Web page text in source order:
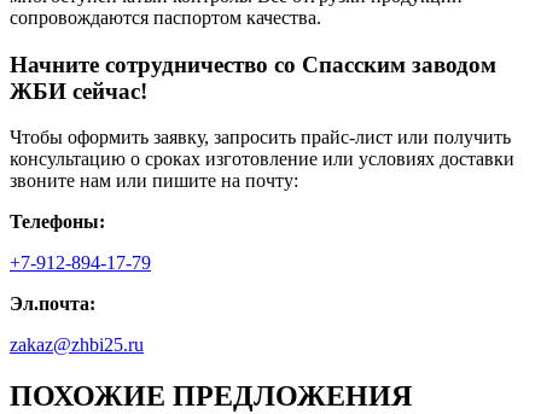
сопровождаются паспортом качества.
Начните сотрудничество со Cпасским заводом
ЖБИ сейчас!
Чтобы оформить заявку, запросить прайс-лист или получить
консультацию о сроках изготовление или условиях доставки
звоните нам или пишите на почту:
Телефоны:
+7-912-894-17-79
Эл.почта:
zakaz@zhbi25.ru
ПОХОЖИЕ ПРЕДЛОЖЕНИЯ